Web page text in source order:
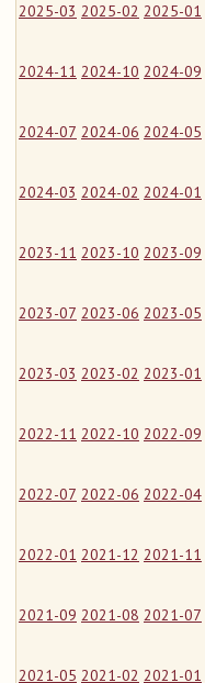
2025-03 2025-02 2025-01
2024-11 2024-10 2024-09
2024-07 2024-06 2024-05
2024-03 2024-02 2024-01
2023-11 2023-10 2023-09
2023-07 2023-06 2023-05
2023-03 2023-02 2023-01
2022-11 2022-10 2022-09
2022-07 2022-06 2022-04
2022-01 2021-12 2021-11
2021-09 2021-08 2021-07
2021-05 2021-02 2021-01